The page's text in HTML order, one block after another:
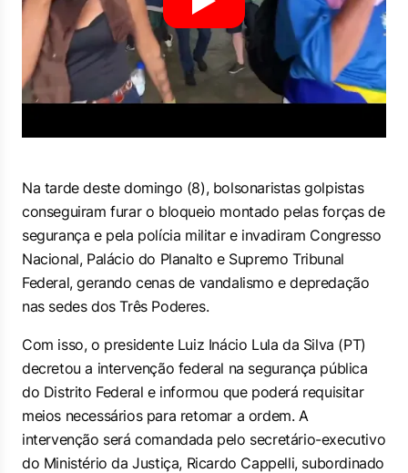
Na tarde deste domingo (8), bolsonaristas golpistas
conseguiram furar o bloqueio montado pelas forças de
segurança e pela polícia militar e invadiram Congresso
Nacional, Palácio do Planalto e Supremo Tribunal
Federal, gerando cenas de vandalismo e depredação
nas sedes dos Três Poderes.
Com isso, o presidente Luiz Inácio Lula da Silva (PT)
decretou a intervenção federal na segurança pública
do Distrito Federal e informou que poderá requisitar
meios necessários para retomar a ordem. A
intervenção será comandada pelo secretário-executivo
do Ministério da Justiça, Ricardo Cappelli, subordinado